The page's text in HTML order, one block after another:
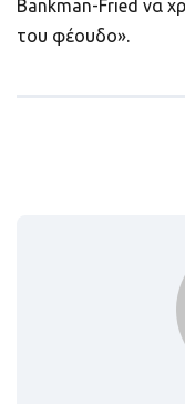
Bankman-Fried να
του φέουδο».